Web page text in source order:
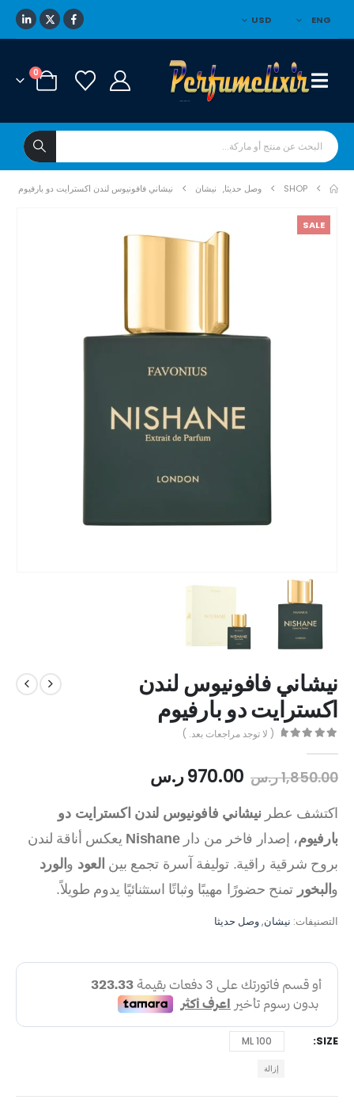
ENG
USD
0
SHOP وصل حديثا, نيشان نيشاني فافونيوس لندن اكسترايت دو بارفيوم
SALE
نيشاني فافونيوس لندن
اكسترايت دو بارفيوم
( لا توجد مراجعات بعد. )
1,850.00ر.س 970.00ر.س
اكتشف عطرنيشاني فافونيوس لندن اكسترايت دو
بارفيوم، إصدار فاخر من دارNishane يعكس أناقة لندن
بروح شرقية راقية. توليفة آسرة تجمع بين العود و الورد
و البخور تمنح حضورًا مهيبًا وثباتًا استثنائيًا يدوم طويلاً.
التصنيفات: نيشان,وصل حديثا
SIZE
100 ML
إزالة